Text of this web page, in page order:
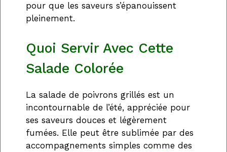
pour que les saveurs s’épanouissent
pleinement.
Quoi Servir Avec Cette
Salade Colorée
La salade de poivrons grillés est un
incontournable de l’été, appréciée pour
ses saveurs douces et légèrement
fumées. Elle peut être sublimée par des
accompagnements simples comme des